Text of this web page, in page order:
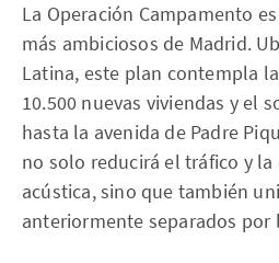
La Operación Campamento
más ambiciosos de Madrid.
Latina, este plan contempla
10.500 nuevas viviendas y el
hasta la avenida de Padre
no solo reducirá el tráfico y
acústica, sino que también
anteriormente separados por